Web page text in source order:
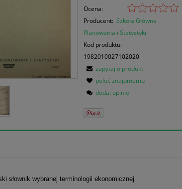
Ocena:
Producent: Szkoła Główna
Planowania i Statystyki
Kod produktu:
1982010027102020
zapytaj o produkt
poleć znajomemu
dodaj opinię
słownik wybranej terminologii ekonomicznej